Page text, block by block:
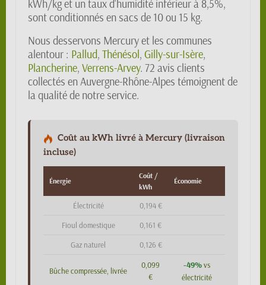
kWh/kg et un taux d'humidité inférieur à 8,5%,
sont conditionnés en sacs de 10 ou 15 kg.
Nous desservons Mercury et les communes
alentour : Pallud, Thénésol, Gilly-sur-Isère,
Plancherine, Verrens-Arvey. 72 avis clients
collectés en Auvergne-Rhône-Alpes témoignent de
la qualité de notre service.
Coût au kWh livré à Mercury (livraison
incluse)
Énergie
Coût /
kWh
Économie
Électricité 0,194 €
Fioul domestique 0,161 €
Gaz naturel 0,126 €
Bûche compressée, livrée
0,099
€
-49%vs
électricité